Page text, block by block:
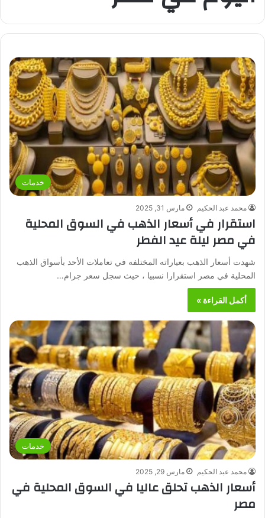
خدمات
محمد عبد الحكيم مارس 31, 2025
استقرار في أسعار الذهب في السوق المحلية
في مصر ليلة عيد الفطر
شهدت أسعار الذهب بعياراته المختلفه في تعاملات الأحد بأسواق الذهب
المحلية في مصر استقرارا نسبيا ، حيث سجل سعر جرام…
أكمل القراءة »
خدمات
محمد عبد الحكيم مارس 29, 2025
أسعار الذهب تحلق عاليا في السوق المحلية في
مصر